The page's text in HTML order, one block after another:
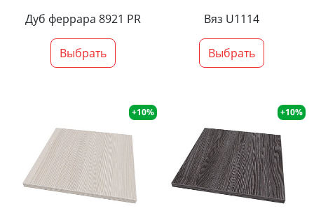
Дуб феррара 8921 PR
Выбрать
Вяз U1114
Выбрать
+10% +10%